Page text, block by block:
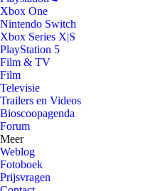
Xbox One
Nintendo Switch
Xbox Series X|S
PlayStation 5
Film & TV
Film
Televisie
Trailers en Videos
Bioscoopagenda
Forum
Meer
Weblog
Fotoboek
Prijsvragen